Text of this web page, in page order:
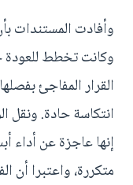
وأفادت المستندات
وكانت تخطط للعودة
القرار المفاجئ
انتكاسة حادة. ونقل
إنها عاجزة عن أداء
متكررة، واعتبرا